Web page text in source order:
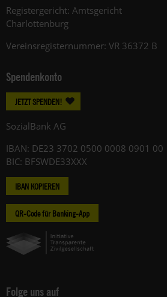
Registergericht: Amtsgericht
Charlottenburg
Vereinsregisternummer: VR 36372 B
Spendenkonto
JETZT SPENDEN!
SozialBank AG
IBAN: DE23 3702 0500 0008 0901 00
BIC: BFSWDE33XXX
IBAN KOPIEREN
QR-Code für Banking-App
Folge uns auf